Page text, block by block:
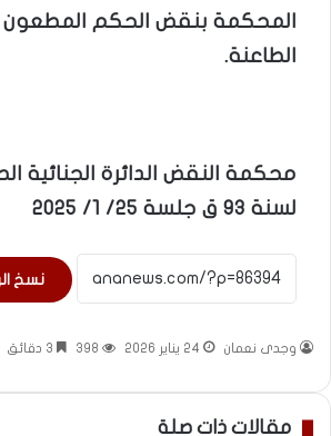
المحكمة بنقض الحكم المطعون
الطاعنة.
لسنة 93 ق جلسة 25/ 1/ 2025
نسخ
وجدى نعمان 24 يناير 2026 398
مقالات ذات صلة